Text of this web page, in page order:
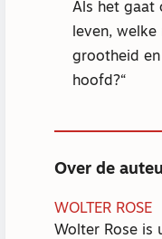
Als het gaat
leven,
grootheid
hoofd?
Over de
WOLTER ROSE
Wolter Rose is